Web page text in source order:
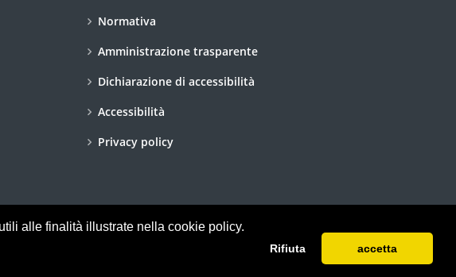
alle finalità illustrate nella cookie policy.
Rifiuta accetta
Normativa
Amministrazione trasparente
Dichiarazione di accessibilità
Accessibilità
Privacy policy